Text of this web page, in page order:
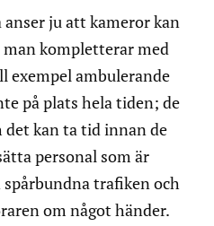
anser ju att kameror kan
kompletterar med
exempel ambulerande
på plats hela tiden; de
det kan ta tid innan de
personal som är
trafiken och
om något händer.